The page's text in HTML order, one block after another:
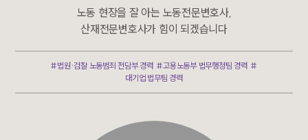
노동 현장을 잘 아는 노동전문변호사,
산재전문변호사가 힘이 되겠습니다
#법원·검찰 노동범죄 전담부 경력 #고용노동부 법무행정팀 경력 #
대기업 법무팀 경력